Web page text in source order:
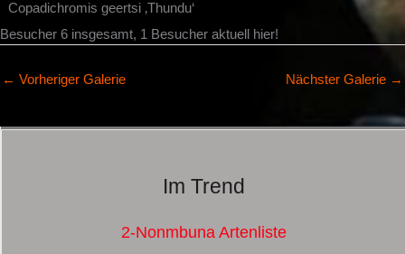
Copadichromis geertsi ‚Thundu‘
Besucher 6 insgesamt, 1 Besucher aktuell hier!
← Vorheriger Galerie Nächster Galerie →
Im Trend
2-Nonmbuna Artenliste